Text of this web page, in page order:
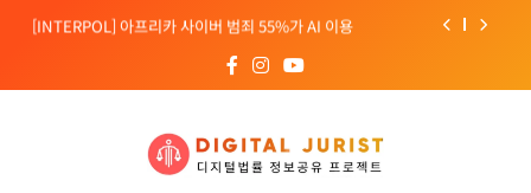
Skip[INTERPOL] 아프리카 사이버 범죄 55%가 AI 이용
[소청백의 노동&사람] 삼성SDS 노동조합 설립을 바라보며
[USA] CLARITY 법안의 AI 샌드박스 조항 삭제 촉구